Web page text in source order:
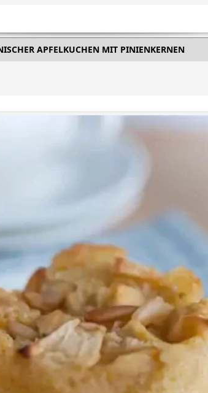
APFELKUCHEN MIT PINIENKERNEN